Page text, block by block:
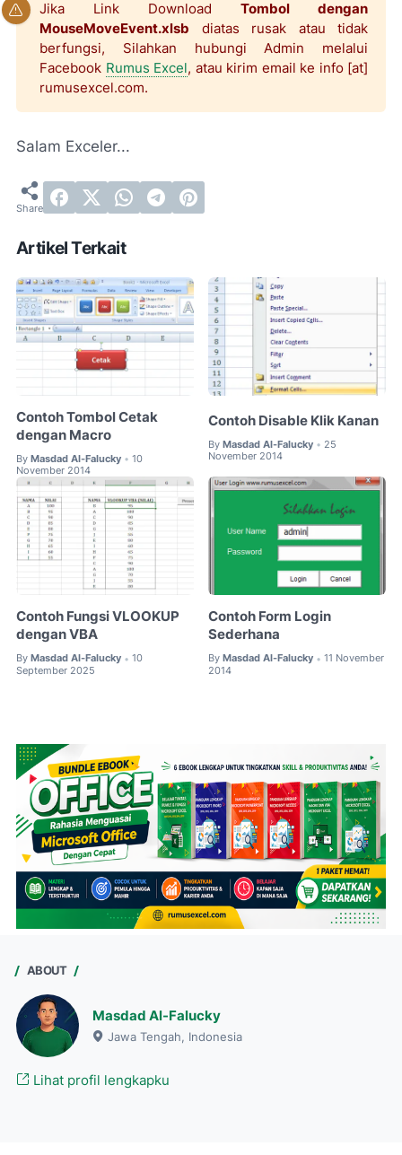
Jika Link Download Tombol dengan
MouseMoveEvent.xlsb diatas rusak atau tidak
berfungsi, Silahkan hubungi Admin melalui
Facebook Rumus Excel, atau kirim email ke info [at]
rumusexcel.com.
Salam Exceler...
Artikel Terkait
Contoh Tombol Cetak
dengan Macro
By Masdad Al-Falucky • 10
November 2014
Contoh Disable Klik Kanan
By Masdad Al-Falucky • 25
November 2014
Contoh Fungsi VLOOKUP
dengan VBA
By Masdad Al-Falucky • 10
September 2025
Contoh Form Login
Sederhana
By Masdad Al-Falucky • 11 November
2014
ABOUT
Masdad Al-Falucky
Jawa Tengah, Indonesia
Lihat profil lengkapku